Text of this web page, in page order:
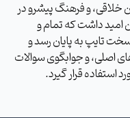
خلاقی، و فرهنگ پیشرو در
امید داشت که تمام و
سخت تایپ به پایان رسد و
اصلی، و جوابگوی سوالات
استفاده قرار گیرد.